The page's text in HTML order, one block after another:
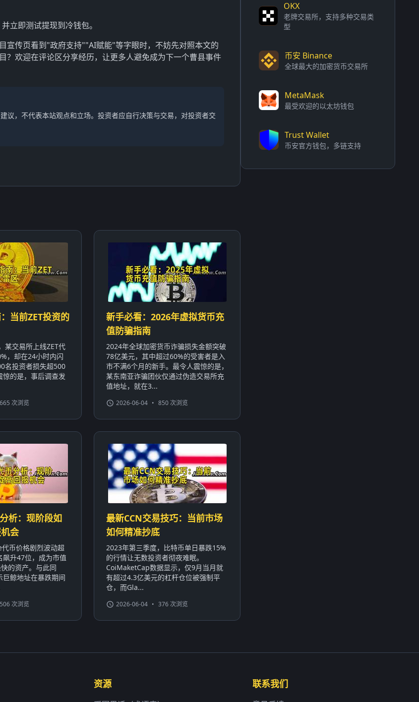
立即测试提现到冷钱包。
宣传页看到"政府支持""AI赋能"等字眼时，不妨先对照本文的
欢迎在评论区分享经历，让更多人避免成为下一个曹县事件
议，不代表本站观点和立场。投资者应自行决策与交易，对投资者交
当前ZET投资的
某交易所上线ZET代
，却在24小时内闪
名投资者损失超500
的是，事后调查发
665 次浏览
新手必看：2026年虚拟货币充
值防骗指南
2024年全球加密货币诈骗损失金额突破
78亿美元，其中超过60%的受害者是入
市不满6个月的新手。最令人震惊的是，
某东南亚诈骗团伙仅通过伪造交易所充
值地址，就在3...
2026-06-04 • 850 次浏览
析：现阶段如
会
币价格剧烈波动超
飙升47位，成为市值
的资产。与此同
巨鲸地址在暴跌期间
506 次浏览
最新CCN交易技巧：当前市场
如何精准抄底
2023年第三季度，比特币单日暴跌15%
的行情让无数投资者彻夜难眠。
CoiMaketCap数据显示，仅9月当月就
有超过4.3亿美元的杠杆仓位被强制平
仓，而Gla...
2026-06-04 • 376 次浏览
OKX
老牌交易所，支持多种交易类
型
币安 Binance
全球最大的加密货币交易所
MetaMask
最受欢迎的以太坊钱包
Trust Wallet
币安官方钱包，多链支持
资源 联系我们